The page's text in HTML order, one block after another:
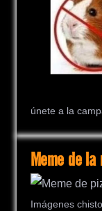
únete a la
Meme de la
Imágenes